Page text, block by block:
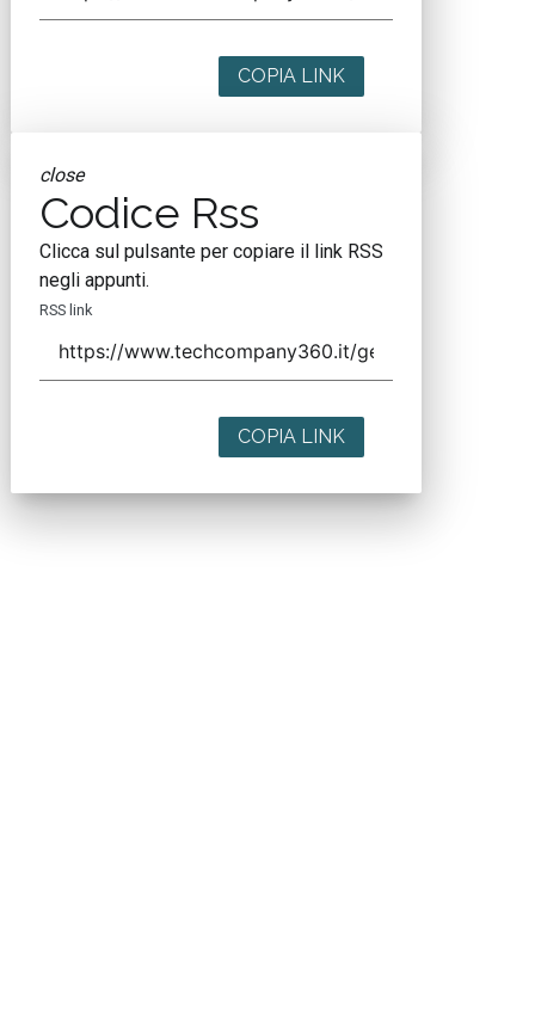
COPIA LINK
close
Codice Rss
Clicca sul pulsante per copiare il link RSS
negli appunti.
RSS link
COPIA LINK